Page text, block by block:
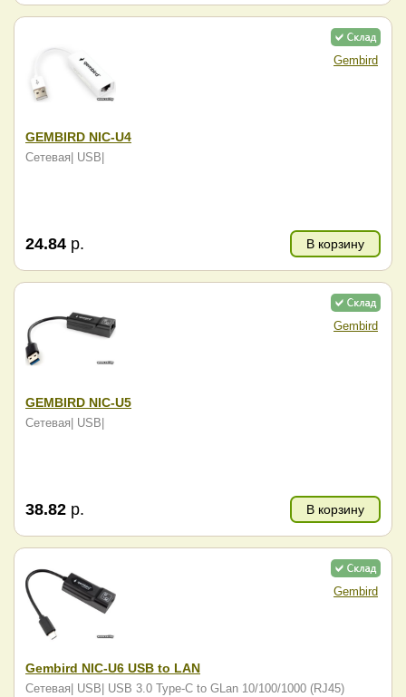
Gembird
GEMBIRD NIC-U4
Сетевая| USB|
24.84 р. В корзину
Gembird
GEMBIRD NIC-U5
Сетевая| USB|
38.82 р. В корзину
Gembird
Gembird NIC-U6 USB to LAN
Сетевая| USB| USB 3.0 Type-C to GLan 10/100/1000 (RJ45)